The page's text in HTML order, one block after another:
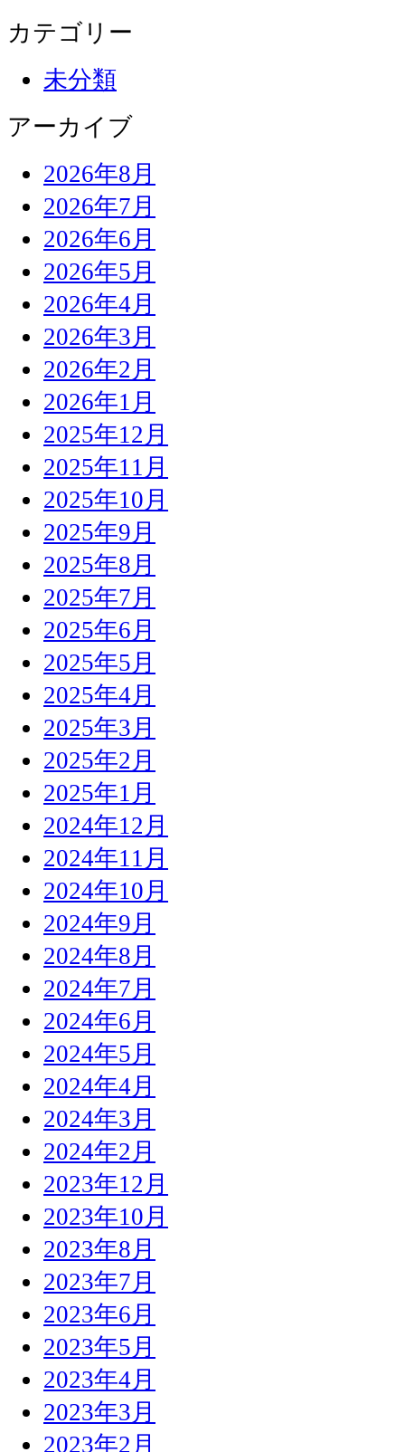
カテゴリー
未分類
アーカイブ
2026年8月
2026年7月
2026年6月
2026年5月
2026年4月
2026年3月
2026年2月
2026年1月
2025年12月
2025年11月
2025年10月
2025年9月
2025年8月
2025年7月
2025年6月
2025年5月
2025年4月
2025年3月
2025年2月
2025年1月
2024年12月
2024年11月
2024年10月
2024年9月
2024年8月
2024年7月
2024年6月
2024年5月
2024年4月
2024年3月
2024年2月
2023年12月
2023年10月
2023年8月
2023年7月
2023年6月
2023年5月
2023年4月
2023年3月
2023年2月